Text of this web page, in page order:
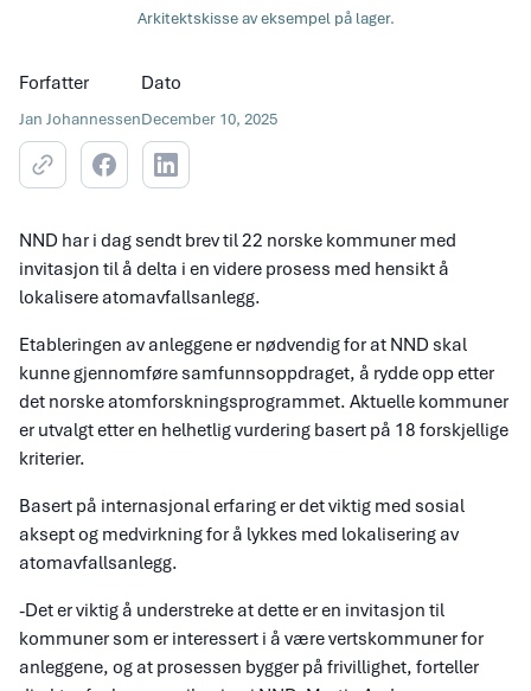
Arkitektskisse av eksempel på lager.
Forfatter
Jan Johannessen
Dato
December 10, 2025
NND har i dag sendt brev til 22 norske kommuner med
invitasjon til å delta i en videre prosess med hensikt å
lokalisere atomavfallsanlegg.
Etableringen av anleggene er nødvendig for at NND skal
kunne gjennomføre samfunnsoppdraget, å rydde opp etter
det norske atomforskningsprogrammet. Aktuelle kommuner
er utvalgt etter en helhetlig vurdering basert på 18 forskjellige
kriterier.
Basert på internasjonal erfaring er det viktig med sosial
aksept og medvirkning for å lykkes med lokalisering av
atomavfallsanlegg.
-Det er viktig å understreke at dette er en invitasjon til
kommuner som er interessert i å være vertskommuner for
anleggene, og at prosessen bygger på frivillighet, forteller